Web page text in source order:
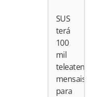
SUS
terá
100
mil
mensais
para